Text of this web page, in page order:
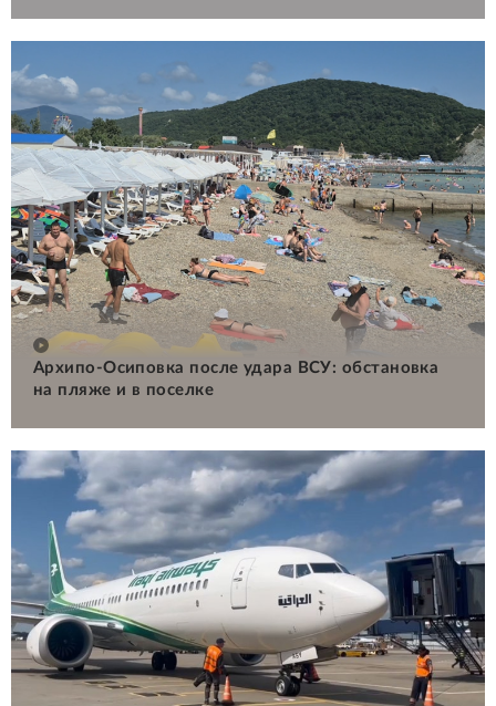
Архипо-Осиповка после удара ВСУ: обстановка
на пляже и в поселке